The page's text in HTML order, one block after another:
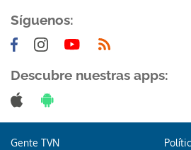
Síguenos:
Descubre nuestras apps:
Gente TVN